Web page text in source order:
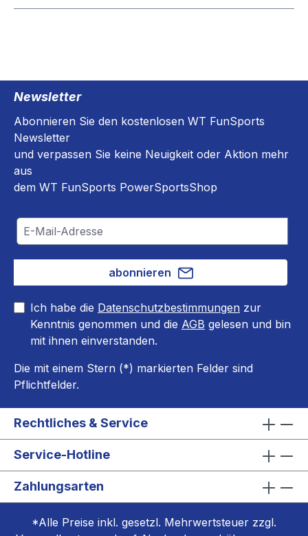
Newsletter
Abonnieren Sie den kostenlosen WT FunSports
Newsletter
und verpassen Sie keine Neuigkeit oder Aktion mehr
aus
dem WT FunSports PowerSportsShop
abonnieren
Ich habe die Datenschutzbestimmungen zur
Kenntnis genommen und die AGB gelesen und bin
mit ihnen einverstanden.
Die mit einem Stern (*) markierten Felder sind
Pflichtfelder.
Rechtliches & Service
Service-Hotline
Zahlungsarten
*Alle Preise inkl. gesetzl. Mehrwertsteuer zzgl.